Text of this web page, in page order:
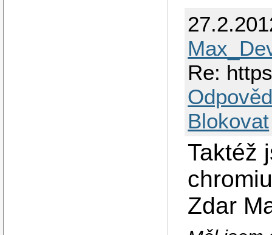
Re:
Blokovat
Taktéž
Zdar